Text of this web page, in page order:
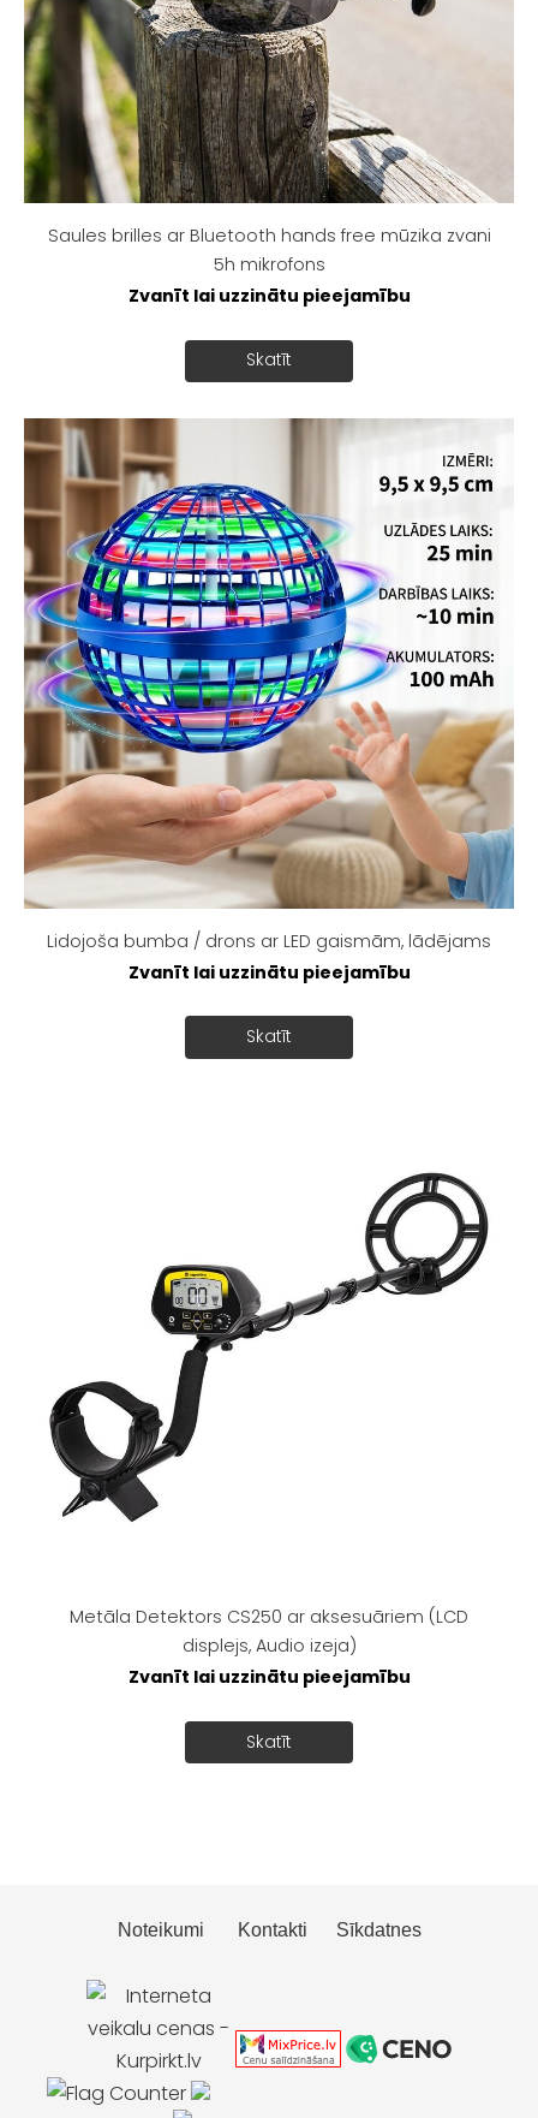
Saules brilles ar Bluetooth hands free mūzika zvani
5h mikrofons
Zvanīt lai uzzinātu pieejamību
Skatīt
Lidojoša bumba / drons ar LED gaismām, lādējams
Zvanīt lai uzzinātu pieejamību
Skatīt
Metāla Detektors CS250 ar aksesuāriem (LCD
displejs, Audio izeja)
Zvanīt lai uzzinātu pieejamību
Skatīt
Noteikumi Kontakti Sīkdatnes